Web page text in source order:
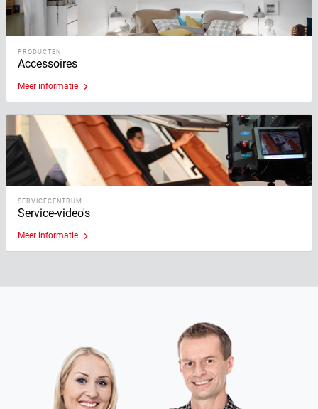
PRODUCTEN
Accessoires
Meer informatie keyboard_arrow_right
SERVICECENTRUM
Service-video's
Meer informatie keyboard_arrow_right